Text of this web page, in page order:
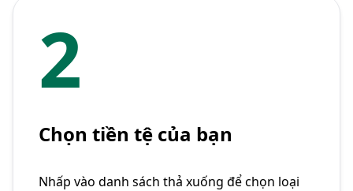
2
Chọn tiền tệ của bạn
Nhấp vào danh sách thả xuống để chọn loại